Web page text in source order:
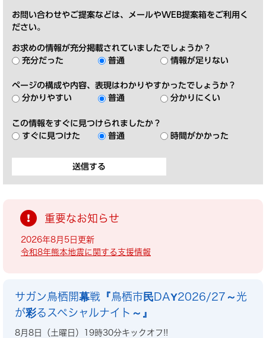
お問い合わせやご提案などは、メールやWEB提案箱をご利用く
ださい。
お求めの情報が充分掲載されていましたでしょうか？
充分だった
普通 情報が足りない
ページの構成や内容、表現はわかりやすかったでしょうか？
分かりやすい
普通 分かりにくい
この情報をすぐに見つけられましたか？
すぐに見つけた
普通 時間がかかった
重要なお知らせ
2026年8月5日更新
令和8年熊本地震に関する支援情報
サガン鳥栖開幕戦『鳥栖市民DAY2026/27～光
が彩るスペシャルナイト～』
8月8日（土曜日）19時30分キックオフ!!